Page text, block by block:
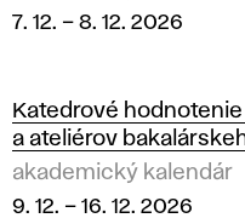
7. 12. – 8. 12. 2026
Katedrové
a ateliérov
akademický kalendár
9. 12. – 16. 12. 2026